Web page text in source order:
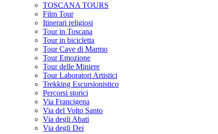
TOSCANA TOURS
Film Tour
Itinerari religiosi
Tour in Toscana
Tour in bicicletta
Tour Cave di Marmo
Tour Emozione
Tour delle Miniere
Tour Laboratori Artistici
Trekking Escursionistico
Percorsi storici
Via Francigena
Via del Volto Santo
Via degli Abati
Via degli Dei